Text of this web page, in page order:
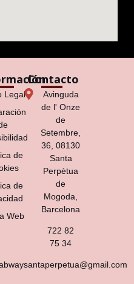
Legal
de
de
Web
Contacto
Avinguda
de l' Onze
de
Setembre,
36, 08130
Santa
Perpètua
de
Mogoda,
Barcelona
722 82
75 34